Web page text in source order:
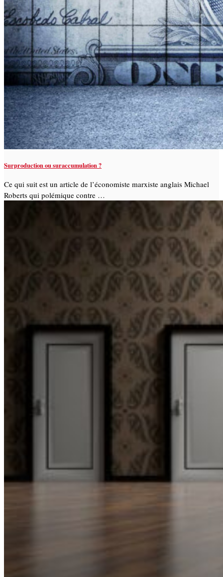
Surproduction ou suraccumulation ?
Ce qui suit est un article de l’économiste marxiste anglais Michael
Roberts qui polémique contre …